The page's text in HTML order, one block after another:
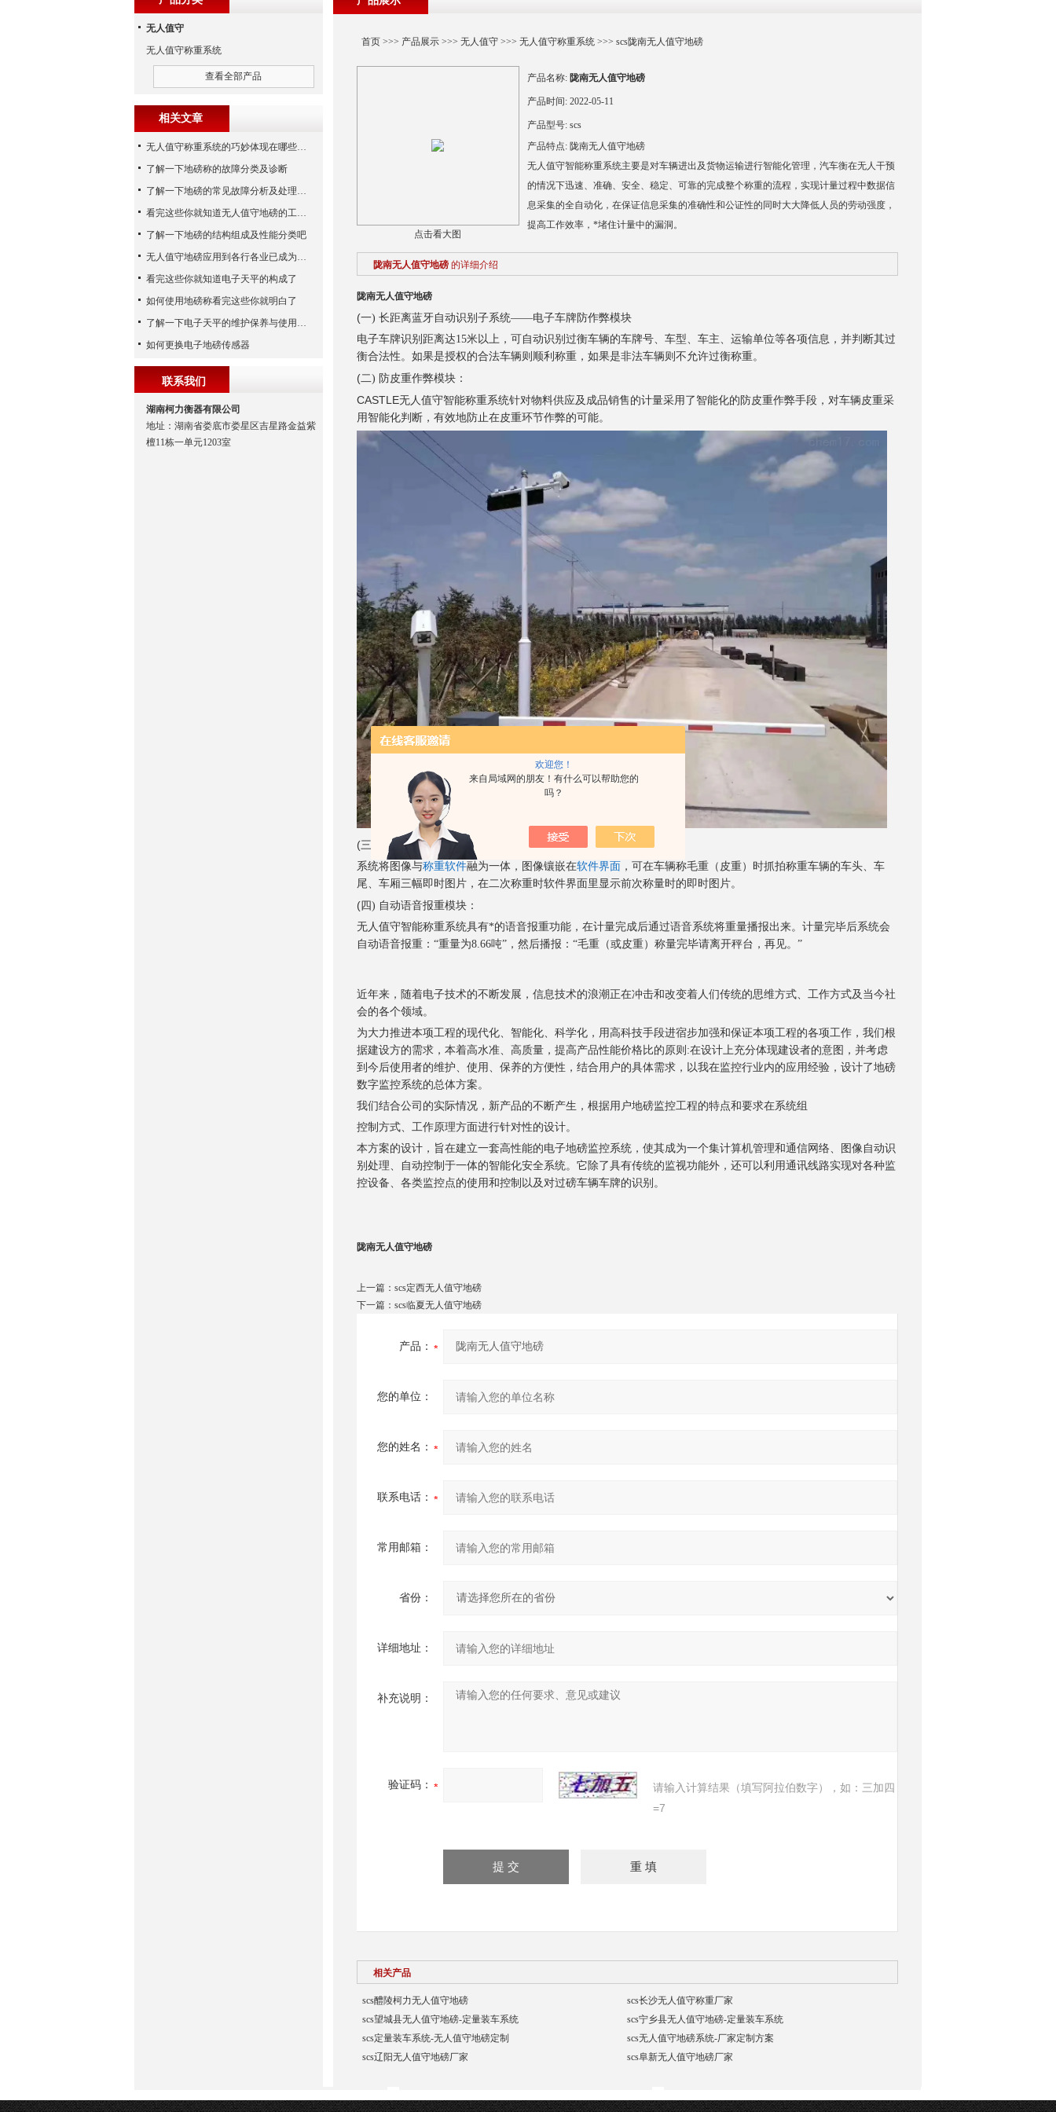
欢迎您！
来自局域网的朋友！有什么可以帮助您的
吗？
首页>>> 产品展示>>> 无人值守>>> 无人值守称重系统>>> scs陇南无人值守地磅
点击看大图
产品名称: 陇南无人值守地磅
产品时间: 2022-05-11
产品型号: scs
产品特点: 陇南无人值守地磅
无人值守智能称重系统主要是对车辆进出及货物运输进行智能化管理，汽车衡在无人干预
的情况下迅速、准确、安全、稳定、可靠的完成整个称重的流程，实现计量过程中数据信
息采集的全自动化，在保证信息采集的准确性和公证性的同时大大降低人员的劳动强度，
提高工作效率，*堵住计量中的漏洞。
陇南无人值守地磅 的详细介绍
陇南无人值守地磅
(一) 长距离蓝牙自动识别子系统——电子车牌防作弊模块
电子车牌识别距离达15米以上，可自动识别过衡车辆的车牌号、车型、车主、运输单位等各项信息，并判断其过
衡合法性。如果是授权的合法车辆则顺利称重，如果是非法车辆则不允许过衡称重。
(二) 防皮重作弊模块：
CASTLE无人值守智能称重系统针对物料供应及成品销售的计量采用了智能化的防皮重作弊手段，对车辆皮重采
用智能化判断，有效地防止在皮重环节作弊的可能。
(三 ) 车头、车厢、车尾三面图像即时抓拍防作弊模块
系统将图像与称重软件融为一体，图像镶嵌在软件界面 ，可在车辆称毛重（皮重）时抓拍称重车辆的车头、车
尾、车厢三幅即时图片，在二次称重时软件界面里显示前次称量时的即时图片。
(四) 自动语音报重模块：
无人值守智能称重系统具有*的语音报重功能，在计量完成后通过语音系统将重量播报出来。计量完毕后系统会
自动语音报重：“重量为8.66吨”，然后播报：“毛重（或皮重）称量完毕请离开秤台，再见。”
近年来，随着电子技术的不断发展，信息技术的浪潮正在冲击和改变着人们传统的思维方式、工作方式及当今社
会的各个领域。
为大力推进本项工程的现代化、智能化、科学化，用高科技手段进宿步加强和保证本项工程的各项工作，我们根
据建设方的需求，本着高水准、高质量，提高产品性能价格比的原则:在设计上充分体现建设者的意图，并考虑
到今后使用者的维护、使用、保养的方便性，结合用户的具体需求，以我在监控行业内的应用经验，设计了地磅
数字监控系统的总体方案。
我们结合公司的实际情况，新产品的不断产生，根据用户地磅监控工程的特点和要求在系统组
控制方式、工作原理方面进行针对性的设计。
本方案的设计，旨在建立一套高性能的电子地磅监控系统，使其成为一个集计算机管理和通信网络、图像自动识
别处理、自动控制于一体的智能化安全系统。它除了具有传统的监视功能外，还可以利用通讯线路实现对各种监
控设备、各类监控点的使用和控制以及对过磅车辆车牌的识别。
陇南无人值守地磅
上一篇： scs定西无人值守地磅
下一篇： scs临夏无人值守地磅
产品：
您的单位：
您的姓名：
联系电话：
常用邮箱：
省份：
详细地址：
补充说明：
验证码：
请输入计算结果（填写阿拉伯数字），如：三加四
=7
相关产品
scs醴陵柯力无人值守地磅
scs长沙无人值守称重厂家
scs望城县无人值守地磅-定量装车系统
scs宁乡县无人值守地磅-定量装车系统
scs定量装车系统-无人值守地磅定制
scs无人值守地磅系统-厂家定制方案
scs辽阳无人值守地磅厂家
scs阜新无人值守地磅厂家
无人值守
无人值守称重系统
查看全部产品
相关文章
无人值守称重系统的巧妙体现在哪些方面呢？
了解一下地磅称的故障分类及诊断
了解一下地磅的常见故障分析及处理方法
看完这些你就知道无人值守地磅的工作步骤了
了解一下地磅的结构组成及性能分类吧
无人值守地磅应用到各行各业已成为称重历史发展的潮流
看完这些你就知道电子天平的构成了
如何使用地磅称看完这些你就明白了
了解一下电子天平的维护保养与使用注意事项
如何更换电子地磅传感器
联系我们
湖南柯力衡器有限公司
地址：湖南省娄底市娄星区吉星路金益紫
檀11栋一单元1203室